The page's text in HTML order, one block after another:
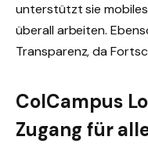
unterstützt sie
überall arbeiten.
Transparenz, da
ColCampus
Zugang für